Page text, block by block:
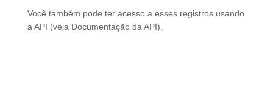
Você também pode ter acesso a esses registros usando
a API (veja Documentação da API ).